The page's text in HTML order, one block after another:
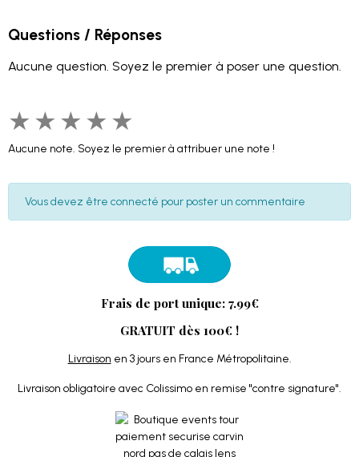
Questions / Réponses
Aucune question. Soyez le premier à poser une question.
★ ★ ★ ★ ★
Aucune note. Soyez le premier à attribuer une note !
Vous devez être connecté pour poster un commentaire
Frais de port unique: 7.99€
GRATUIT dès 100€ !
Livraison en 3 jours en France Métropolitaine.
Livraison obligatoire avec Colissimo en remise "contre signature".